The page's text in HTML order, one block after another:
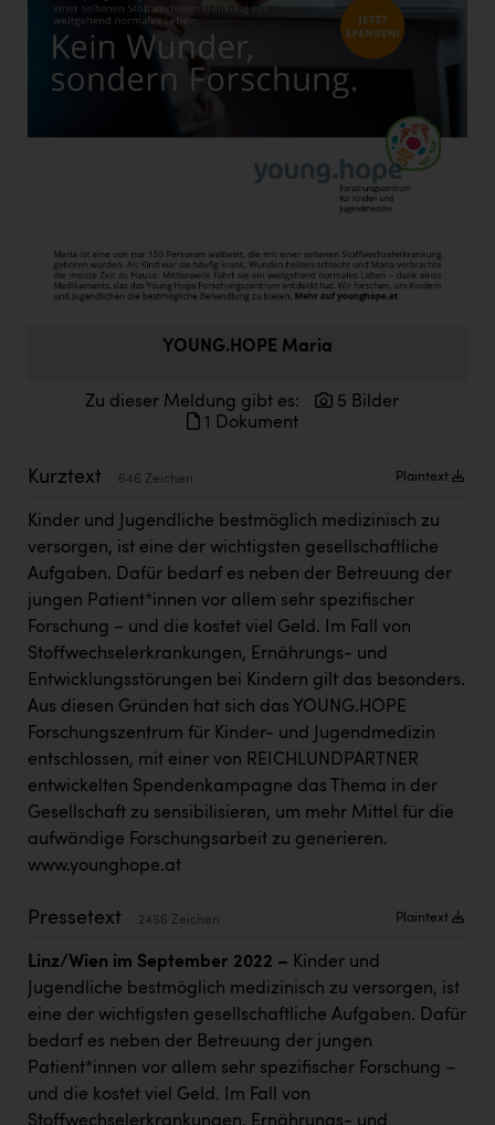
Doppler Gruppe
ERLUS AG
Firmenradl
IFE Austria GmbH
Immotech
Jane Goodall Institute Austria
Kärcher
Karin Liedl
KEBA
KIWI Kinderwunsch Institut Dr. Loimer
KLIPP Frisör
Kleider Bauer
Kremsmüller Anlagenbau GmbH
Maximarkt
Oldtimer Raststationen und Motorhotels
Österreichischer Kachelofenverband
Orlen
Passage Linz
PEZ
PÜSPÖK
YOUNG.HOPE Maria
Zu dieser Meldung gibt es:
5 Bilder
1 Dokument
Kurztext 646 Zeichen Plaintext
Kinder und Jugendliche bestmöglich medizinisch zu
versorgen, ist eine der wichtigsten gesellschaftliche
Aufgaben. Dafür bedarf es neben der Betreuung der
jungen Patient*innen vor allem sehr spezifischer
Forschung – und die kostet viel Geld. Im Fall von
Stoffwechselerkrankungen, Ernährungs- und
Entwicklungsstörungen bei Kindern gilt das besonders.
Aus diesen Gründen hat sich das YOUNG.HOPE
Forschungszentrum für Kinder- und Jugendmedizin
entschlossen, mit einer von REICHLUNDPARTNER
entwickelten Spendenkampagne das Thema in der
Gesellschaft zu sensibilisieren, um mehr Mittel für die
aufwändige Forschungsarbeit zu generieren.
www.younghope.at
Pressetext 2456 Zeichen Plaintext
Linz/Wien im September 2022 – Kinder und
Jugendliche bestmöglich medizinisch zu versorgen, ist
eine der wichtigsten gesellschaftliche Aufgaben. Dafür
bedarf es neben der Betreuung der jungen
Patient*innen vor allem sehr spezifischer Forschung –
und die kostet viel Geld. Im Fall von